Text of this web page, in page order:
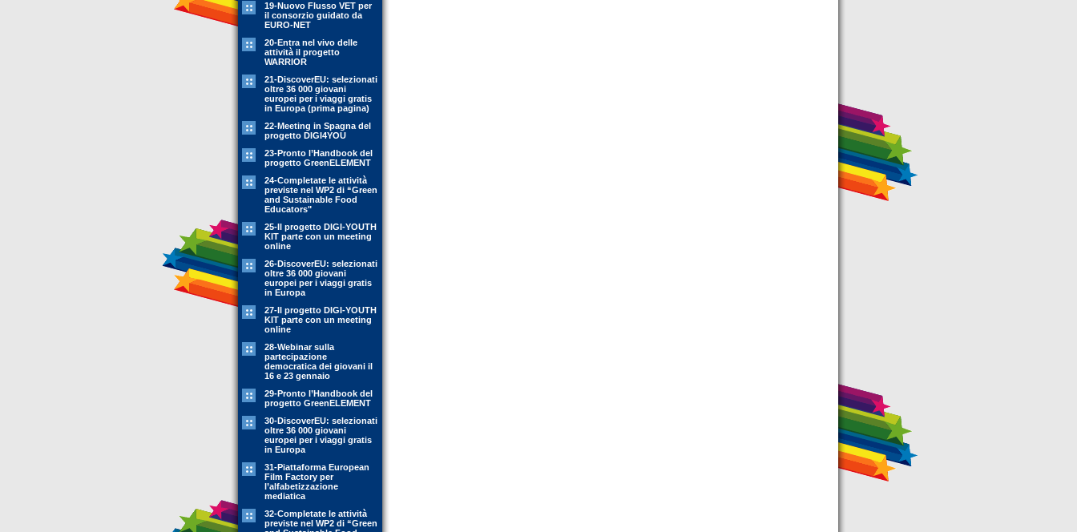
19-Nuovo Flusso VET per
il consorzio guidato da
EURO-NET
20-Entra nel vivo delle
attività il progetto
WARRIOR
21-DiscoverEU: selezionati
oltre 36 000 giovani
europei per i viaggi gratis
in Europa (prima pagina)
22-Meeting in Spagna del
progetto DIGI4YOU
23-Pronto l’Handbook del
progetto GreenELEMENT
24-Completate le attività
previste nel WP2 di “Green
and Sustainable Food
Educators"
25-Il progetto DIGI-YOUTH
KIT parte con un meeting
online
26-DiscoverEU: selezionati
oltre 36 000 giovani
europei per i viaggi gratis
in Europa
27-Il progetto DIGI-YOUTH
KIT parte con un meeting
online
28-Webinar sulla
partecipazione
democratica dei giovani il
16 e 23 gennaio
29-Pronto l’Handbook del
progetto GreenELEMENT
30-DiscoverEU: selezionati
oltre 36 000 giovani
europei per i viaggi gratis
in Europa
31-Piattaforma European
Film Factory per
l’alfabetizzazione
mediatica
32-Completate le attività
previste nel WP2 di “Green